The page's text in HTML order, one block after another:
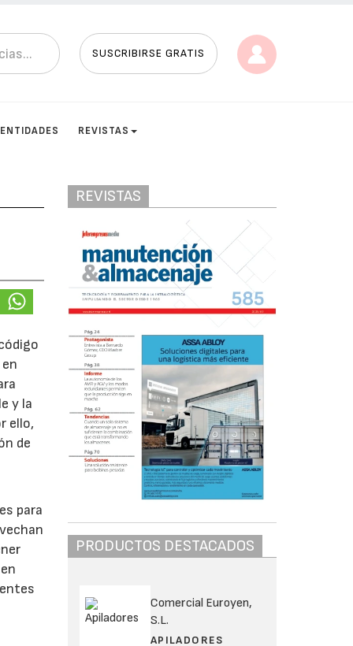
SUSCRIBIRSE GRATIS
ENTIDADES REVISTAS
y la
ello,
de
para
REVISTAS
PRODUCTOS DESTACADOS
Comercial Euroyen,
S.L.
APILADORES